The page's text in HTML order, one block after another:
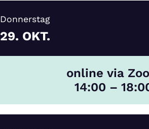
Donnerstag
29. OKT.
online via
14:00 –